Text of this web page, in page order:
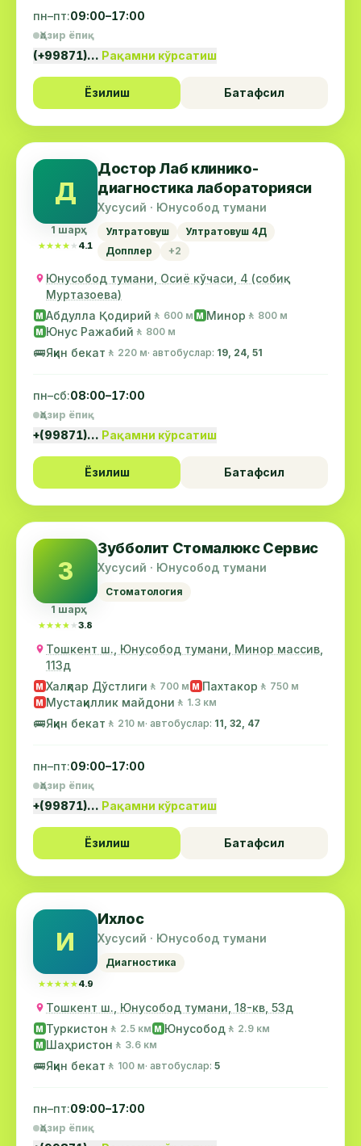
пн–пт:09:00–17:00
Ҳозир ёпиқ
(+99871)… Рақамни кўрсатиш
Ёзилиш Батафсил
Д
1 шарҳ
★★★★★
★★★★★ 4.1
Достор Лаб клинико-
диагностика лабораторияси
Хусусий · Юнусобод тумани
Ултратовуш
Ултратовуш 4Д
Допплер
+2
Юнусобод тумани, Осиё кўчаси, 4 (собиқ
Муртазоева)
М Абдулла Қодирий 🚶 600 м М Минор 🚶 800 м
М Юнус Ражабий 🚶 800 м
🚌Яқин бекат 🚶 220 м· автобуслар: 19, 24, 51
пн–сб:08:00–17:00
Ҳозир ёпиқ
+(99871)… Рақамни кўрсатиш
Ёзилиш Батафсил
З
1 шарҳ
★★★★★
★★★★★3.8
Зубболит Стомалюкс Сервис
Хусусий · Юнусобод тумани
Стоматология
Тошкент ш., Юнусобод тумани, Минор массив,
113д
М Халқлар Дўстлиги 🚶 700 м М Пахтакор 🚶 750 м
М Мустақиллик майдони 🚶 1.3 км
🚌Яқин бекат 🚶 210 м· автобуслар: 11, 32, 47
пн–пт:09:00–17:00
Ҳозир ёпиқ
+(99871)… Рақамни кўрсатиш
Ёзилиш Батафсил
И
★★★★★
★★★★★4.9
Ихлос
Хусусий · Юнусобод тумани
Диагностика
Тошкент ш., Юнусобод тумани, 18-кв, 53д
М Туркистон 🚶 2.5 км М Юнусобод 🚶 2.9 км
М Шаҳристон 🚶 3.6 км
🚌Яқин бекат 🚶 100 м· автобуслар: 5
пн–пт:09:00–17:00
Ҳозир ёпиқ